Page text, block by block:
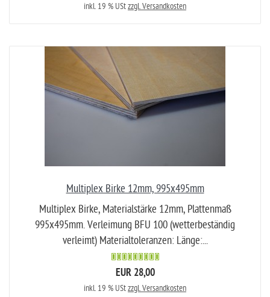
inkl. 19 % UStzzgl. Versandkosten
Multiplex Birke 12mm, 995x495mm
Multiplex Birke, Materialstärke 12mm, Plattenmaß
995x495mm. Verleimung BFU 100 (wetterbeständig
verleimt) Materialtoleranzen: Länge:...
EUR 28,00
inkl. 19 % UStzzgl. Versandkosten